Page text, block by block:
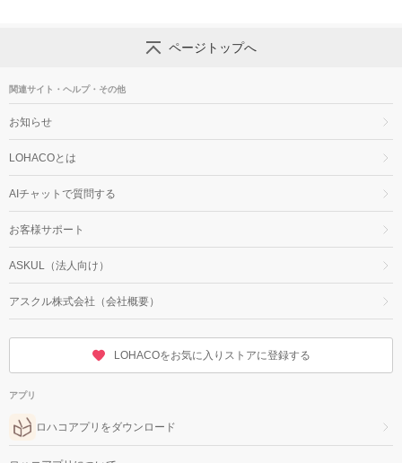
ページトップへ
関連サイト・ヘルプ・その他
お知らせ
LOHACOとは
AIチャットで質問する
お客様サポート
ASKUL（法人向け）
アスクル株式会社（会社概要）
LOHACOをお気に入りストアに登録する
アプリ
ロハコアプリをダウンロード